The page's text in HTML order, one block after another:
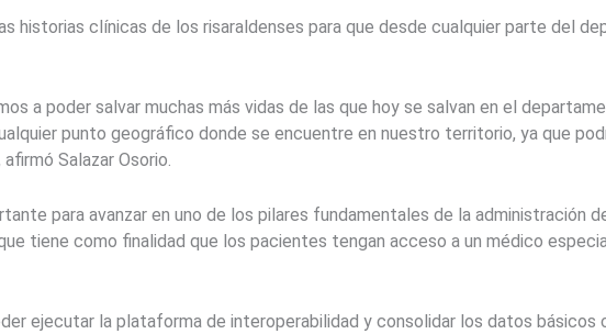
historias clínicas de los risaraldenses para que desde cualquier parte del
a poder salvar muchas más vidas de las que hoy se salvan en el
punto geográfico donde se encuentre en nuestro territorio, ya que
Salazar Osorio.
para avanzar en uno de los pilares fundamentales de la administración
tiene como finalidad que los pacientes tengan acceso a un médico
ejecutar la plataforma de interoperabilidad y consolidar los datos básicos